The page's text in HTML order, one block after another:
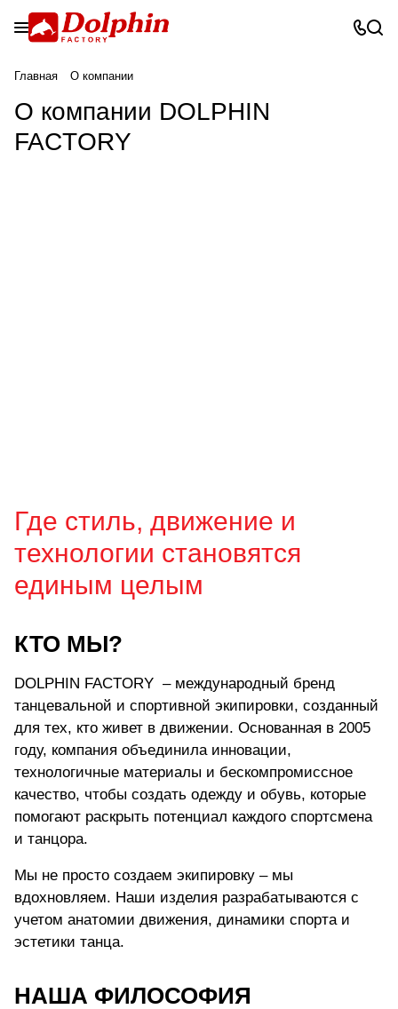
Главная О компании
О компании DOLPHIN
FACTORY
Где стиль, движение и
технологии становятся
единым целым
КТО МЫ?
DOLPHIN FACTORY – международный бренд
танцевальной и спортивной экипировки, созданный
для тех, кто живет в движении. Основанная в 2005
году, компания объединила инновации,
технологичные материалы и бескомпромиссное
качество, чтобы создать одежду и обувь, которые
помогают раскрыть потенциал каждого спортсмена
и танцора.
Мы не просто создаем экипировку – мы
вдохновляем. Наши изделия разрабатываются с
учетом анатомии движения, динамики спорта и
эстетики танца.
НАША ФИЛОСОФИЯ